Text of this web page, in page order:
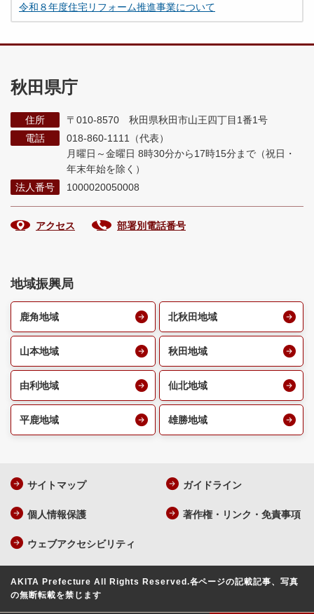
令和８年度住宅リフォーム推進事業について
秋田県庁
住所
〒010-8570 秋田県秋田市山王四丁目1番1号
電話
018-860-1111（代表）
月曜日～金曜日 8時30分から17時15分まで （祝日・
年末年始を除く）
法人番号
1000020050008
アクセス 部署別電話番号
地域振興局
鹿角地域 北秋田地域
山本地域 秋田地域
由利地域 仙北地域
平鹿地域 雄勝地域
サイトマップ ガイドライン
個人情報保護 著作権・リンク・免責事項
ウェブアクセシビリティ
AKITA Prefecture All Rights Reserved.各ページの記載記事、写真
の無断転載を禁じます